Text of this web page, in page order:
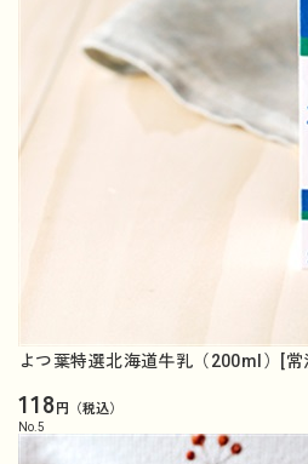
よつ葉特選北海道牛乳（200ml）[常
118円（税込）
No. 5